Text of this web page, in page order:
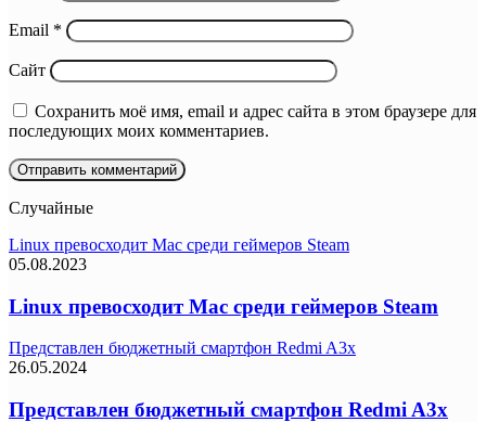
Email *
Сайт
Сохранить моё имя, email и адрес сайта в этом браузере для
последующих моих комментариев.
Случайные
Linux превосходит Mac среди геймеров Steam
05.08.2023
Linux превосходит Mac среди геймеров Steam
Представлен бюджетный смартфон Redmi A3x
26.05.2024
Представлен бюджетный смартфон Redmi A3x